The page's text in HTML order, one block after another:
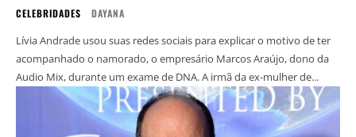
CELEBRIDADES DAYANA
Lívia Andrade usou suas redes sociais para explicar o motivo de ter
acompanhado o namorado, o empresário Marcos Araújo, dono da
Audio Mix, durante um exame de DNA. A irmã da ex-mulher de...